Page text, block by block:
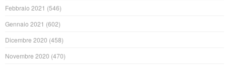
Febbraio 2021 (546)
Gennaio 2021 (602)
Dicembre 2020 (458)
Novembre 2020 (470)